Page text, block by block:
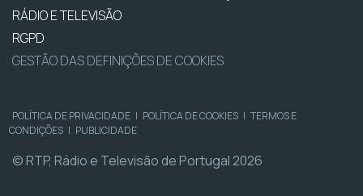
RÁDIO E TELEVISÃO
RGPD
GESTÃO DAS DEFINIÇÕES DE COOKIES
POLÍTICA DE PRIVACIDADE | POLÍTICA DE COOKIES | TERMOS E
CONDIÇÕES | PUBLICIDADE
© RTP, Rádio e Televisão de Portugal 2026